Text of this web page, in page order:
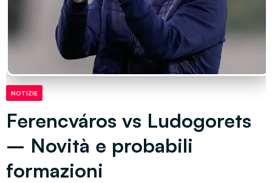
NOTIZIE
Ferencváros vs Ludogorets
– Novità e probabili
formazioni